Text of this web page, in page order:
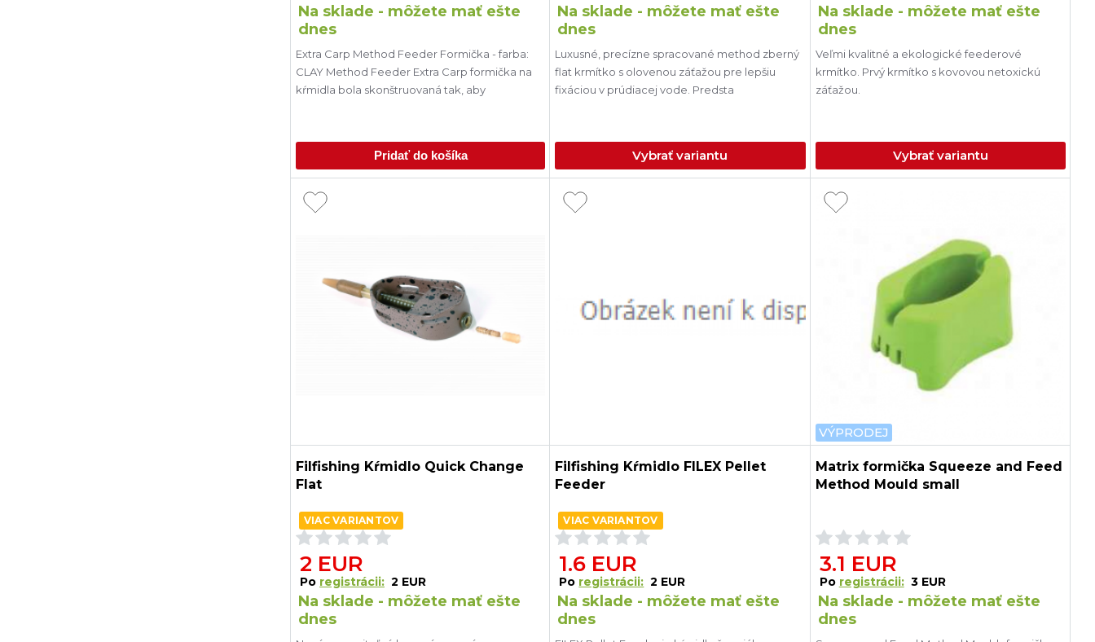
Na sklade - môžete mať ešte
dnes
Extra Carp Method Feeder Formička - farba:
CLAY Method Feeder Extra Carp formička na
kŕmidla bola skonštruovaná tak, aby
Pridať do košíka
Na sklade - môžete mať ešte
dnes
Luxusné, precízne spracované method zberný
flat krmítko s olovenou záťažou pre lepšiu
fixáciou v prúdiacej vode. Predsta
Vybrať variantu
Na sklade - môžete mať ešte
dnes
Veľmi kvalitné a ekologické feederové
krmítko. Prvý krmítko s kovovou netoxickú
záťažou.
Vybrať variantu
Filfishing Kŕmidlo Quick Change
Flat
VIAC VARIANTOV
2 EUR
Po registrácii: 2 EUR
Na sklade - môžete mať ešte
dnes
Filfishing Kŕmidlo FILEX Pellet
Feeder
VIAC VARIANTOV
1.6 EUR
Po registrácii: 2 EUR
Na sklade - môžete mať ešte
dnes
VÝPRODEJ
Matrix formička Squeeze and Feed
Method Mould small
3.1 EUR
Po registrácii: 3 EUR
Na sklade - môžete mať ešte
dnes